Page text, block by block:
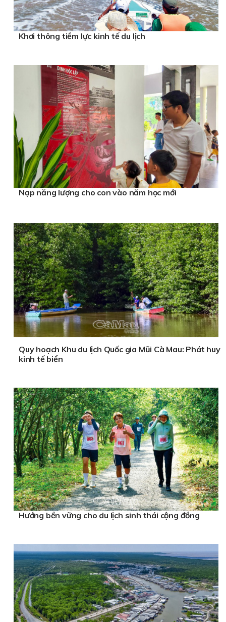
Khơi thông tiềm lực kinh tế du lịch
Nạp năng lượng cho con vào năm học mới
Quy hoạch Khu du lịch Quốc gia Mũi Cà Mau: Phát huy
kinh tế biển
Hướng bền vững cho du lịch sinh thái cộng đồng